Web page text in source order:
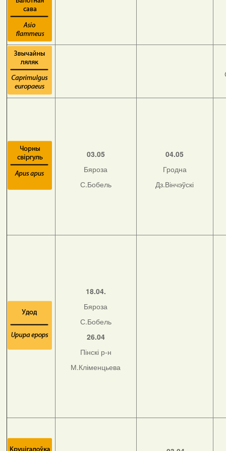
03.05
Бяроза
С.Бобель
04.05
Гродна
Дз.Вінчэўскі
18.04.
Бяроза
С.Бобель
26.04
Пінскі р-н
М.Кліменцьева